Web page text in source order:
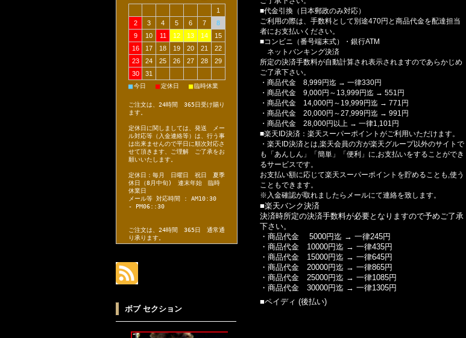
■代金引換（日本郵政のみ対応）
ご利用の際は、手数料として別途470円と商品代金を配達担当
者にお支払いください。
■コンビニ（番号端末式）・銀行ATM
ネットバンキング決済
所定の決済手数料が自動計算され表示されますのであらかじめ
ご了承下さい。
・商品代金 8,999円迄 → 一律330円
・商品代金 9,000円～13,999円迄 → 551円
・商品代金 14,000円～19,999円迄 → 771円
・商品代金 20,000円～27,999円迄 → 991円
・商品代金 28,000円以上 → 一律1,101円
■楽天ID決済：楽天スーパーポイントがご利用いただけます。
・楽天ID決済とは,楽天会員の方が楽天グループ以外のサイトで
も「あんしん」「簡単」「便利」に,お支払いをすることができ
るサービスです。
お支払い額に応じて楽天スーパーポイントを貯めることも,使う
こともできます。
※入金確認が取れましたらメールにて連絡を致します。
■楽天バンク決済
決済時所定の決済手数料が必要となりますので予めご了承
下さい。
・商品代金 5000円迄 → 一律245円
・商品代金 10000円迄 → 一律435円
・商品代金 15000円迄 → 一律645円
・商品代金 20000円迄 → 一律865円
・商品代金 25000円迄 → 一律1085円
・商品代金 30000円迄 → 一律1305円
■ペイディ (後払い)
1
2
3 4 5 6 7
8
9
10 11 12 13 14
15
16
17 18 19 20 21
22
23
24 25 26 27 28
29
30
31
■今日 ■定休日 ■臨時休業
ご注文は、24時間 365日受け賜り
ます。
定休日に関しましては、発送 メー
ル対応等（入金連絡等）は、行う事
は出来ませんので平日に順次対応さ
せて頂きます、ご理解 ご了承をお
願いいたします。
定休日：毎月 日曜日 祝日 夏季
休日（8月中旬) 連末年始 臨時
休業日
メール等 対応時間 : AM10:30
- PM06::30
ご注文は、24時間 365日 通常通
り承ります。
ボブ セクション